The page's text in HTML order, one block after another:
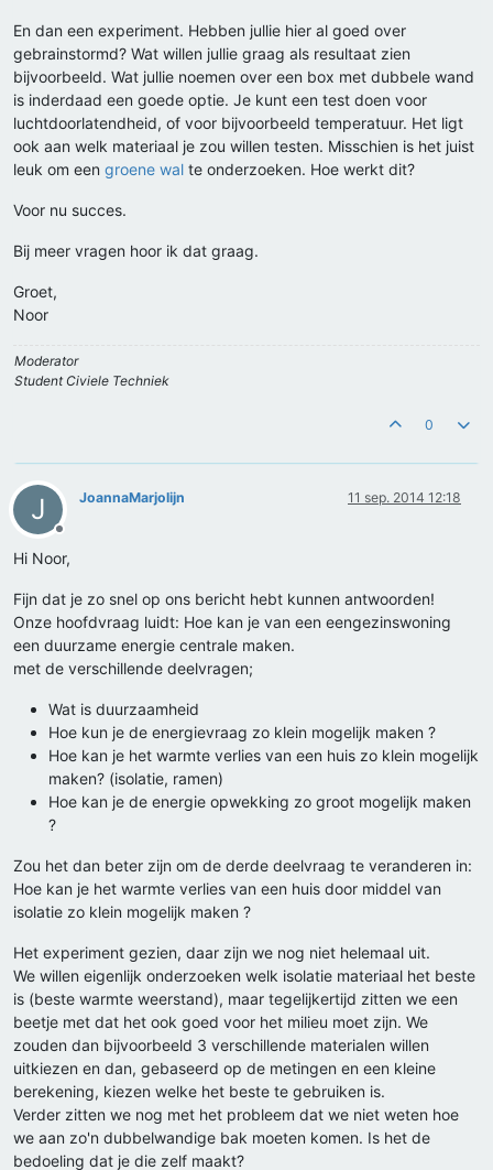
En dan een experiment. Hebben jullie hier al goed over
gebrainstormd? Wat willen jullie graag als resultaat zien
bijvoorbeeld. Wat jullie noemen over een box met dubbele wand
is inderdaad een goede optie. Je kunt een test doen voor
luchtdoorlatendheid, of voor bijvoorbeeld temperatuur. Het ligt
ook aan welk materiaal je zou willen testen. Misschien is het juist
leuk om een groene wal te onderzoeken. Hoe werkt dit?
Voor nu succes.
Bij meer vragen hoor ik dat graag.
Groet,
Noor
Moderator
Student Civiele Techniek
0
J
Offline
JoannaMarjolijn 11 sep. 2014 12:18
Hi Noor,
Fijn dat je zo snel op ons bericht hebt kunnen antwoorden!
Onze hoofdvraag luidt: Hoe kan je van een eengezinswoning
een duurzame energie centrale maken.
met de verschillende deelvragen;
Wat is duurzaamheid
Hoe kun je de energievraag zo klein mogelijk maken ?
Hoe kan je het warmte verlies van een huis zo klein mogelijk
maken? (isolatie, ramen)
Hoe kan je de energie opwekking zo groot mogelijk maken
?
Zou het dan beter zijn om de derde deelvraag te veranderen in:
Hoe kan je het warmte verlies van een huis door middel van
isolatie zo klein mogelijk maken ?
Het experiment gezien, daar zijn we nog niet helemaal uit.
We willen eigenlijk onderzoeken welk isolatie materiaal het beste
is (beste warmte weerstand), maar tegelijkertijd zitten we een
beetje met dat het ook goed voor het milieu moet zijn. We
zouden dan bijvoorbeeld 3 verschillende materialen willen
uitkiezen en dan, gebaseerd op de metingen en een kleine
berekening, kiezen welke het beste te gebruiken is.
Verder zitten we nog met het probleem dat we niet weten hoe
we aan zo'n dubbelwandige bak moeten komen. Is het de
bedoeling dat je die zelf maakt?